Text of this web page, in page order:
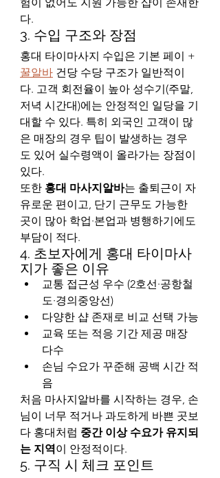
다.
3. 수입 구조와 장점
홍대 타이마사지 수입은 기본 페이 +
꿀알바 건당 수당 구조가 일반적이
다. 고객 회전율이 높아 성수기(주말,
저녁 시간대)에는 안정적인 일당을 기
대할 수 있다. 특히 외국인 고객이 많
은 매장의 경우 팁이 발생하는 경우
도 있어 실수령액이 올라가는 장점이
있다.
또한 홍대 마사지알바는 출퇴근이 자
유로운 편이고, 단기 근무도 가능한
곳이 많아 학업·본업과 병행하기에도
부담이 적다.
4. 초보자에게 홍대 타이마사
지가 좋은 이유
교통 접근성 우수 (2호선·공항철
도·경의중앙선)
다양한 샵 존재로 비교 선택 가능
교육 또는 적응 기간 제공 매장
다수
손님 수요가 꾸준해 공백 시간 적
음
처음 마사지알바를 시작하는 경우, 손
님이 너무 적거나 과도하게 바쁜 곳보
다 홍대처럼 중간 이상 수요가 유지되
는 지역이 안정적이다.
5. 구직 시 체크 포인트